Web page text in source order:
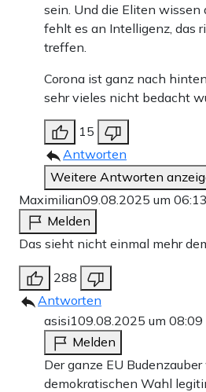
sein. Und die Eliten wissen
fehlt es an Intelligenz, das
treffen.
Corona ist ganz nach
sehr vieles nicht bedacht
15
Antworten
Weitere Antworten
Maximilian09.08.2025 um
Melden
Das sieht nicht einmal mehr
288
Antworten
asisi109.08.2025 um 08:09
Melden
Der ganze EU
demokratischen Wahl